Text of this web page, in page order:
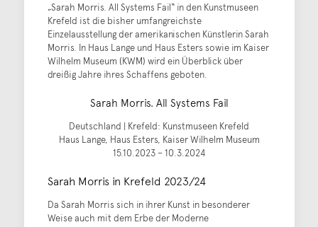
„Sarah Morris. All Systems Fail“ in den Kunstmuseen
Krefeld ist die bisher umfangreichste
Einzelausstellung der amerikanischen Künstlerin Sarah
Morris. In Haus Lange und Haus Esters sowie im Kaiser
Wilhelm Museum (KWM) wird ein Überblick über
dreißig Jahre ihres Schaffens geboten.
Sarah Morris. All Systems Fail
Deutschland | Krefeld: Kunstmuseen Krefeld
Haus Lange, Haus Esters, Kaiser Wilhelm Museum
15.10.2023 – 10.3.2024
Sarah Morris in Krefeld 2023/24
Da Sarah Morris sich in ihrer Kunst in besonderer
Weise auch mit dem Erbe der Moderne